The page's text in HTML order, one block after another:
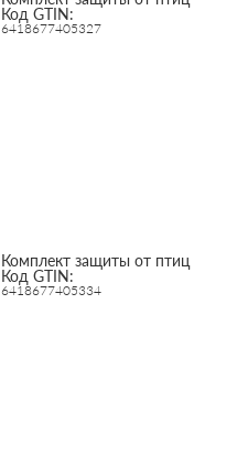
Код GTIN:
6418677405327
Комплект защиты от птиц
Код GTIN:
6418677405334